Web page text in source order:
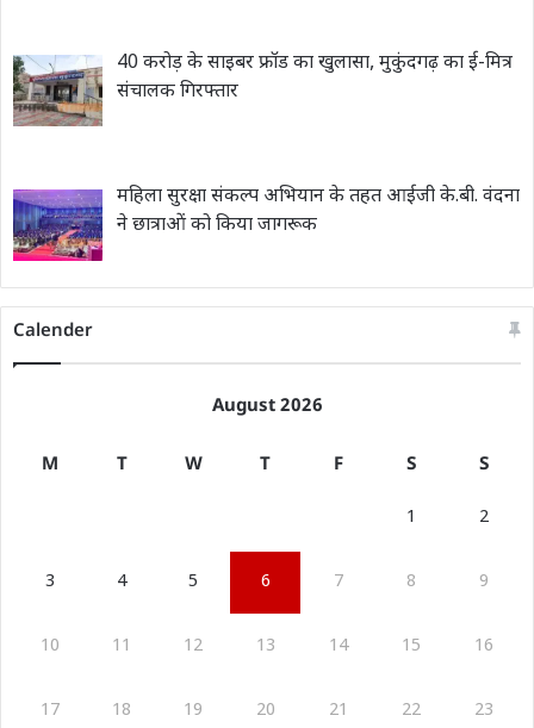
40 करोड़ के साइबर फ्रॉड का खुलासा, मुकुंदगढ़ का ई-मित्र
संचालक गिरफ्तार
महिला सुरक्षा संकल्प अभियान के तहत आईजी के.बी. वंदना
ने छात्राओं को किया जागरूक
Calender
August 2026
M T W T F S S
1 2
3 4 5 6 7 8 9
10 11 12 13 14 15 16
17 18 19 20 21 22 23